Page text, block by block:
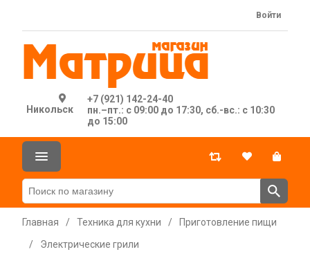
Никольск
+7 (921) 142-24-40
пн.–пт.: с 09:00 до 17:30, сб.-вс.: с 10:30
до 15:00
Войти
Главная / Техника для кухни /
Приготовление пищи
/
Электрические грили